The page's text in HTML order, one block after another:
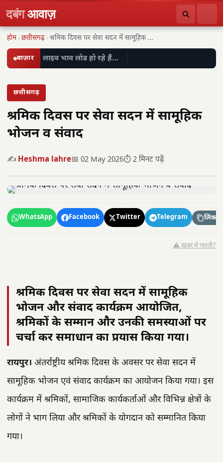
दबंगआवाज़
होम ›छत्तीसगढ़ › श्रमिक दिवस पर सेवा सदन में सामूहिक भोजन…
बाज़ार लाइव भाव लोड हो रहे हैं…
छत्तीसगढ़
श्रमिक दिवस पर सेवा सदन में सामूहिक
भोजन व संवाद
✍️ Heshma lahre📅 02 May 2026⏱️ 2 मिनट पढ़ें
WhatsApp Facebook Twitter Telegram लिंक
⚠️ खबर में गलती?
श्रमिक दिवस पर सेवा सदन में सामूहिक
भोजन और संवाद कार्यक्रम आयोजित,
श्रमिकों के सम्मान और उनकी समस्याओं पर
चर्चा कर समाधान का प्रयास किया गया।
रायपुर। अंतर्राष्ट्रीय श्रमिक दिवस के अवसर पर सेवा सदन में
सामूहिक भोजन एवं संवाद कार्यक्रम का आयोजन किया गया। इस
कार्यक्रम में श्रमिकों, सामाजिक कार्यकर्ताओं और विभिन्न क्षेत्रों के
लोगों ने भाग लिया और श्रमिकों के योगदान को सम्मानित किया
गया।